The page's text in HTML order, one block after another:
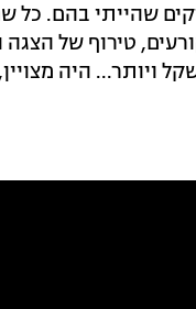
שהייתי בהם. כל
טירוף של הצגה
ויותר... היה